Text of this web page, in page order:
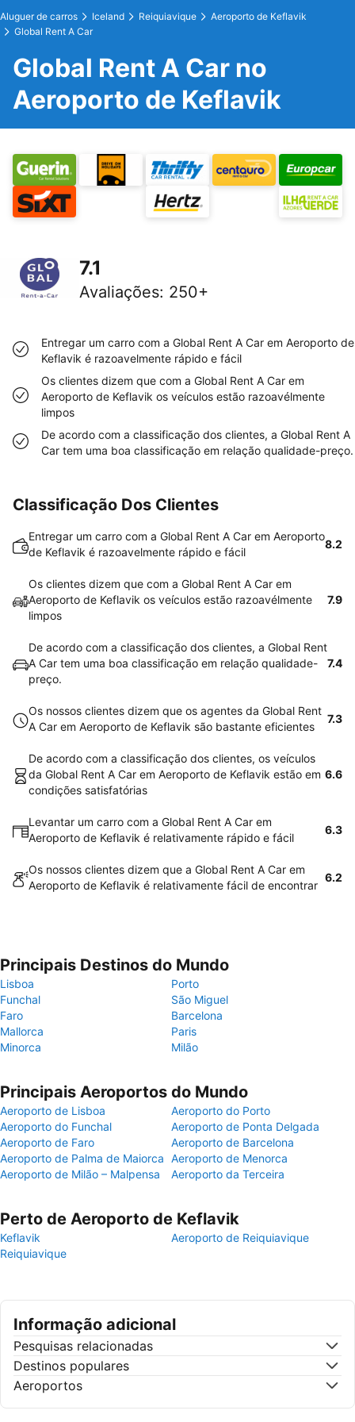
Aluguer de carros Iceland Reiquiavique
Aeroporto de Keflavik
Global Rent A Car
Global Rent A Car no
Aeroporto de Keflavik
7.1
Avaliações: 250+
Entregar um carro com a Global Rent A Car em Aeroporto de
Keflavik é razoavelmente rápido e fácil
Os clientes dizem que com a Global Rent A Car em
Aeroporto de Keflavik os veículos estão razoavélmente
limpos
De acordo com a classificação dos clientes, a Global Rent A
Car tem uma boa classificação em relação qualidade-preço.
Classificação Dos Clientes
Entregar um carro com a Global Rent A Car em Aeroporto
de Keflavik é razoavelmente rápido e fácil
8.2
Os clientes dizem que com a Global Rent A Car em
Aeroporto de Keflavik os veículos estão razoavélmente
limpos
7.9
De acordo com a classificação dos clientes, a Global Rent
A Car tem uma boa classificação em relação qualidade-
preço.
7.4
Os nossos clientes dizem que os agentes da Global Rent
A Car em Aeroporto de Keflavik são bastante eficientes
7.3
De acordo com a classificação dos clientes, os veículos
da Global Rent A Car em Aeroporto de Keflavik estão em
condições satisfatórias
6.6
Levantar um carro com a Global Rent A Car em
Aeroporto de Keflavik é relativamente rápido e fácil
6.3
Os nossos clientes dizem que a Global Rent A Car em
Aeroporto de Keflavik é relativamente fácil de encontrar
6.2
Principais Destinos do Mundo
Lisboa
Porto
Funchal
São Miguel
Faro
Barcelona
Mallorca
Paris
Minorca
Milão
Principais Aeroportos do Mundo
Aeroporto de Lisboa
Aeroporto do Porto
Aeroporto do Funchal
Aeroporto de Ponta Delgada
Aeroporto de Faro
Aeroporto de Barcelona
Aeroporto de Palma de Maiorca Aeroporto de Menorca
Aeroporto de Milão – Malpensa
Aeroporto da Terceira
Perto de Aeroporto de Keflavik
Keflavik
Aeroporto de Reiquiavique
Reiquiavique
Informação adicional
Pesquisas relacionadas
Destinos populares
Aeroportos